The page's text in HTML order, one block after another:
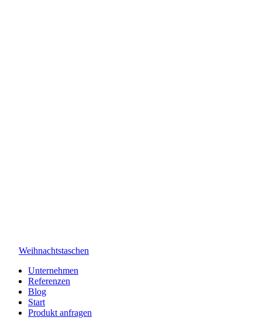
Weihnachtstaschen
Unternehmen
Referenzen
Blog
Start
Produkt anfragen